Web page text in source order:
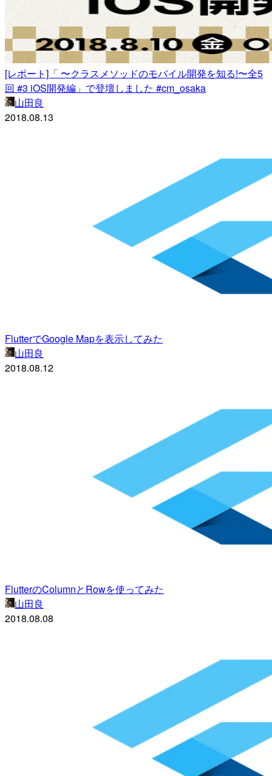
[レポート]「 〜クラスメソッドのモバイル開発を知る!〜全5
回 #3 iOS開発編」で登壇しました #cm_osaka
山田良
2018.08.13
FlutterでGoogle Mapを表示してみた
山田良
2018.08.12
FlutterのColumnとRowを使ってみた
山田良
2018.08.08